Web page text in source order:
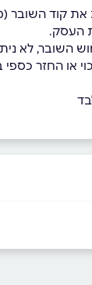
את קוד השובר
העסק.
השובר, לא
או החזר כספי